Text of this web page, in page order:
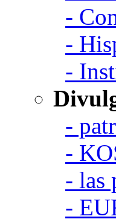
-
-
-
-
-
- las
-